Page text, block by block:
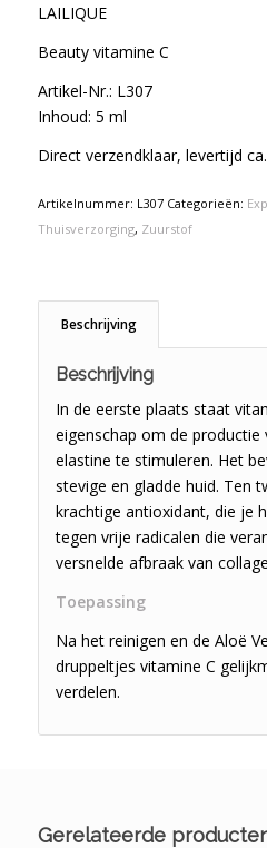
LAILIQUE
Beauty vitamine C
Artikel-Nr.: L307
Inhoud: 5 ml
Direct verzendklaar, levertijd
Artikelnummer: L307 Categorieën:
Thuisverzorging, Zuurstof
Beschrijving
Beschrijving
In de eerste plaats staat
eigenschap om de productie
elastine te stimuleren. Het
stevige en gladde huid. Ten
krachtige antioxidant, die je
tegen vrije radicalen die
versnelde afbraak van
Toepassing
Na het reinigen en de Aloë
druppeltjes vitamine C
verdelen.
Gerelateerde